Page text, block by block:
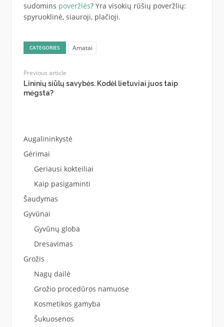
sudomins poveržlės? Yra visokių rūšių poveržlių:
spyruoklinė, siauroji, plačioji.
CATEGORIES Amatai
Previous article
Lininių siūlų savybės. Kodėl lietuviai juos taip
mėgsta?
Augalininkystė
Gėrimai
Geriausi kokteiliai
Kaip pasigaminti
Šaudymas
Gyvūnai
Gyvūnų globa
Dresavimas
Grožis
Nagų dailė
Grožio procedūros namuose
Kosmetikos gamyba
Šukuosenos